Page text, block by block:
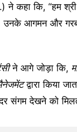
ने कहा कि, “हम
आगमन और
ने आगे जोड़ा कि,
द्वारा किया
संगम देखने को